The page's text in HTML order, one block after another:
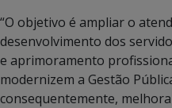
“O objetivo é ampliar o
desenvolvimento dos
e aprimoramento
modernizem a Gestão
consequentemente,